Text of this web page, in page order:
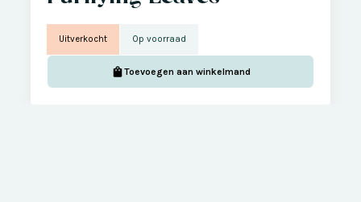
Uitverkocht Op voorraad
Toevoegen aan winkelmand